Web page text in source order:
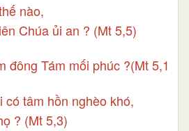
nào,
Chúa ủi an ? (Mt 5,5)
đông Tám mối phúc ?(Mt 5,1)
có tâm hồn nghèo khó,
? (Mt 5,3)